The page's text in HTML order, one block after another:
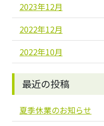
2023年12月
2022年12月
2022年10月
最近の投稿
夏季休業のお知らせ